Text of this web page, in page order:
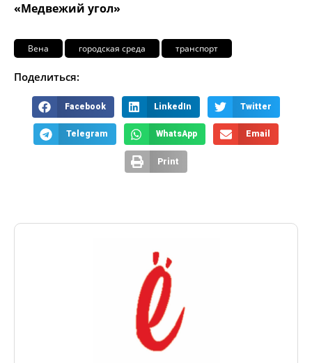
«Медвежий угол»
Вена городская среда транспорт
Поделиться:
Facebook LinkedIn Twitter
Telegram WhatsApp Email
Print